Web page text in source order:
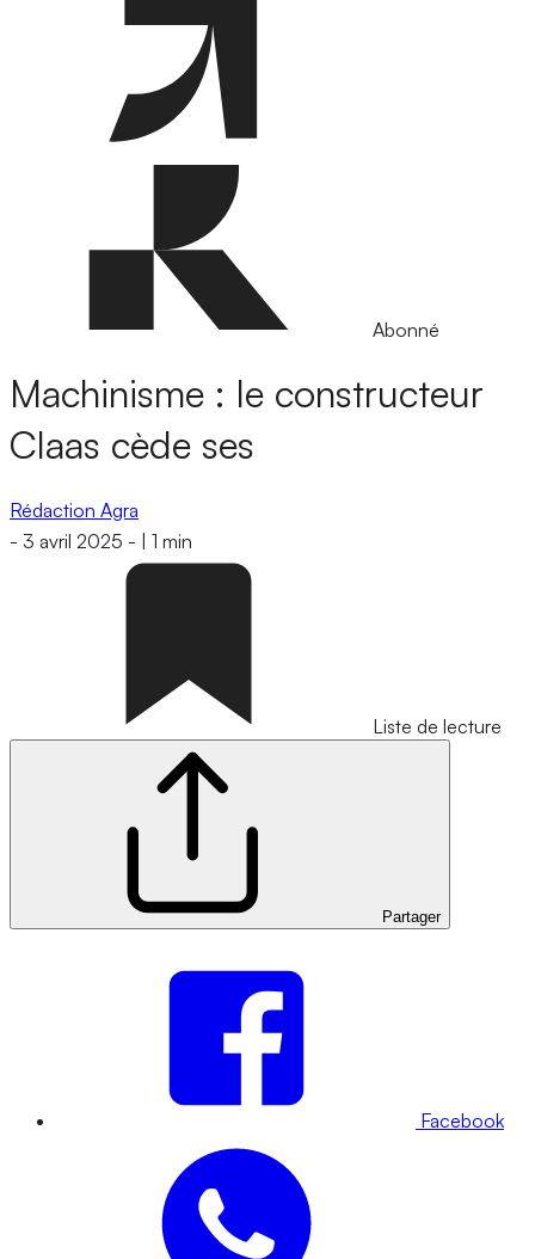
Abonné
Machinisme : le constructeur
Claas cède ses
Rédaction Agra
- 3 avril 2025 - 1 min
Liste de lecture
Partager
Facebook